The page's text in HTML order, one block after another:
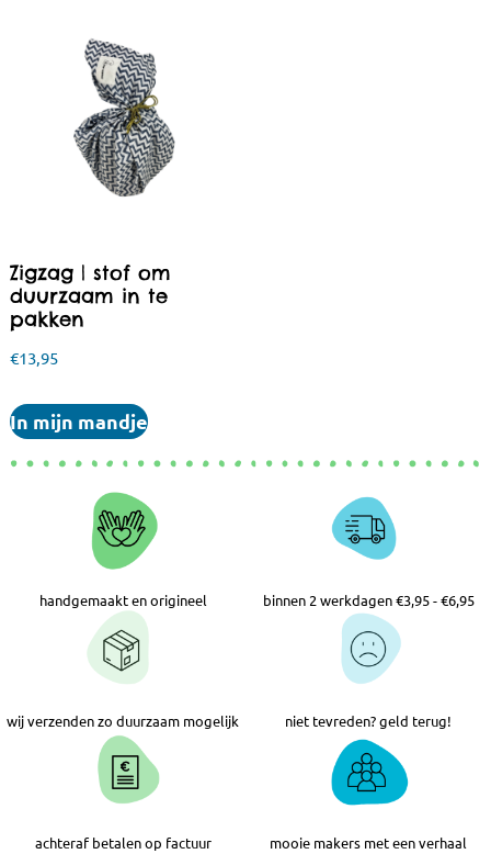
Zigzag | stof om
duurzaam in te
pakken
€13,95
In mijn mandje
handgemaakt en origineel binnen 2 werkdagen €3,95 - €6,95
wij verzenden zo duurzaam mogelijk niet tevreden? geld terug!
achteraf betalen op factuur mooie makers met een verhaal